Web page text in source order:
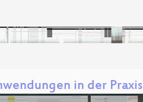
in der Praxis